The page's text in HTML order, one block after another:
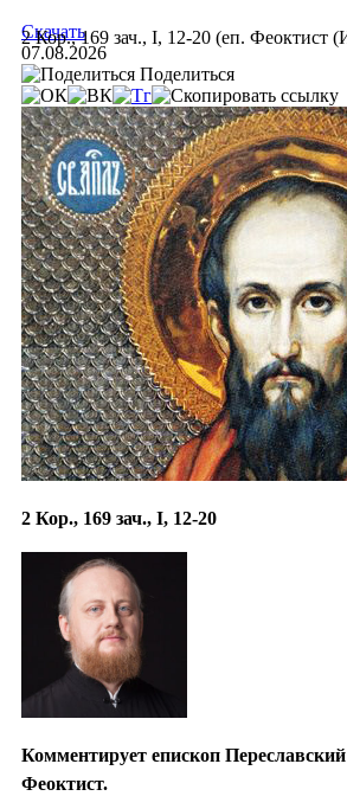
2 Кор., 169 зач., I, 12-20 (еп. Феоктист
Скачать
07.08.2026
Поделиться
2 Кор., 169 зач., I, 12-20
Комментирует епископ
Феоктист.